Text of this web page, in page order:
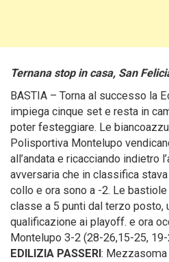
Ternana stop in casa, San
BASTIA – Torna al successo la
impiega cinque set e resta in
poter festeggiare. Le
Polisportiva Montelupo
all’andata e ricacciando indietro
avversaria che in classifica
collo e ora sono a -2. Le
classe a 5 punti dal terzo posto,
qualificazione ai playoff. e ora
Montelupo 3-2 (28-26,15-25,
EDILIZIA PASSERI: Mezzasoma